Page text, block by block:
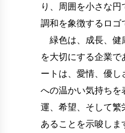
り、周囲を小さな
調和を象徴するロゴ
緑色は、成長、健
を大切にする企業
ートは、愛情、優
への温かい気持ち
運、希望、そして
あることを示唆し